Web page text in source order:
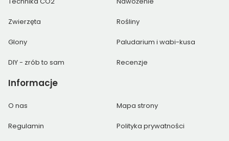
Zwierzęta Rośliny
Glony Paludarium i wabi-kusa
DIY - zrób to sam Recenzje
Informacje
O nas Mapa strony
Regulamin Polityka prywatności